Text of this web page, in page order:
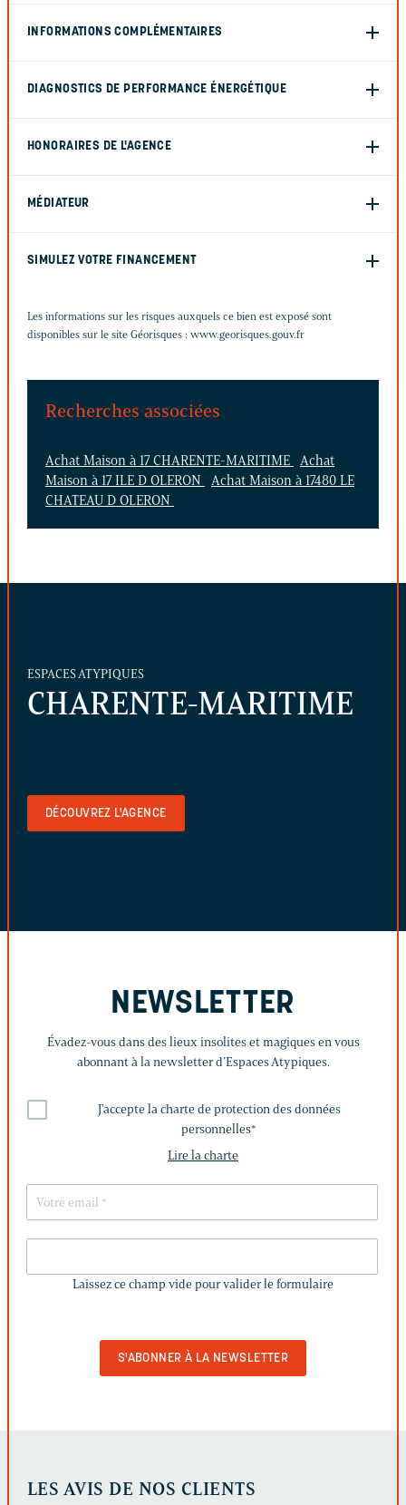
INFORMATIONS COMPLÉMENTAIRES
DIAGNOSTICS DE PERFORMANCE ÉNERGÉTIQUE
HONORAIRES DE L'AGENCE
MÉDIATEUR
SIMULEZ VOTRE FINANCEMENT
Les informations sur les risques auxquels ce bien est exposé sont
disponibles sur le site Géorisques : www.georisques.gouv.fr
Recherches associées
Achat Maison à 17 CHARENTE-MARITIME
Achat
Maison à 17 ILE D OLERON
Achat Maison à 17480 LE
CHATEAU D OLERON
ESPACES ATYPIQUES
CHARENTE-MARITIME
DÉCOUVREZ L'AGENCE
NEWSLETTER
Évadez-vous dans des lieux insolites et magiques en vous
abonnant à la newsletter d’Espaces Atypiques.
J'accepte la charte de protection des données
personnelles*
Lire la charte
CHAMP
Laissez ce champ vide pour valider le formulaire
LES AVIS DE NOS CLIENTS